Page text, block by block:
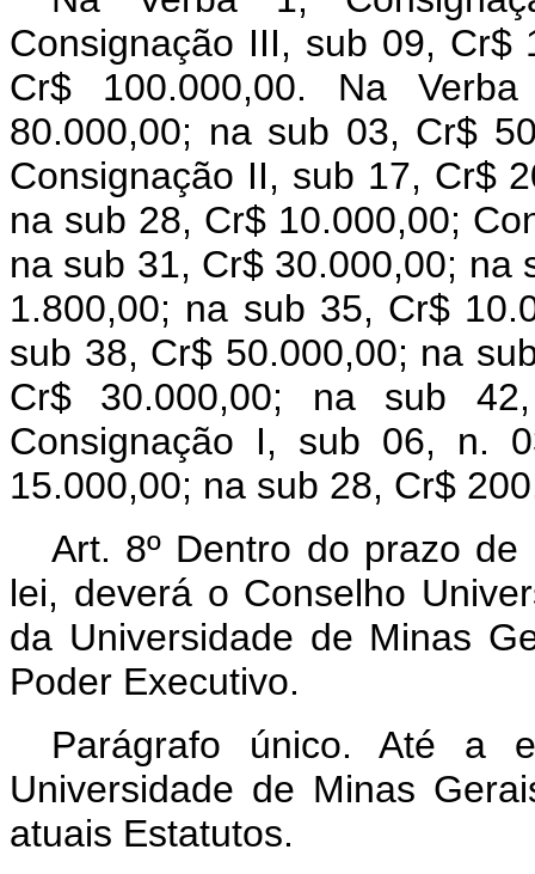
Consignação III, sub 09, Cr$
Cr$ 100.000,00. Na
80.000,00; na sub 03, Cr$
Consignação II, sub 17, Cr$
na sub 28, Cr$ 10.000,00;
na sub 31, Cr$ 30.000,00; na
1.800,00; na sub 35, Cr$
sub 38, Cr$ 50.000,00; na
Cr$ 30.000,00; na sub
Consignação I, sub 06, n.
15.000,00; na sub 28, Cr$
Art. 8º Dentro do prazo
lei, deverá o Conselho
da Universidade de Minas
Poder Executivo.
Parágrafo único. Até a
Universidade de Minas
atuais Estatutos.